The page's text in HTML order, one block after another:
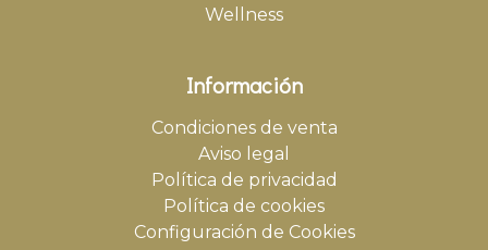
Wellness
Información
Condiciones de venta
Aviso legal
Política de privacidad
Política de cookies
Configuración de Cookies